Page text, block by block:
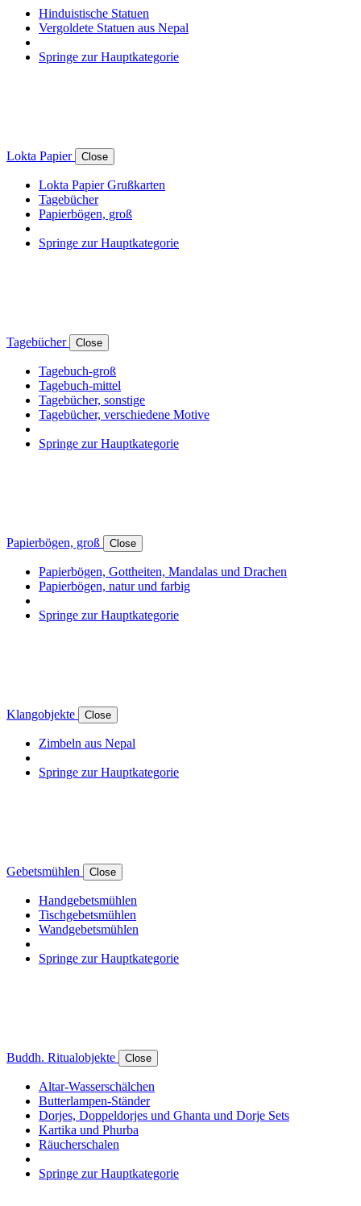
Hinduistische Statuen
Vergoldete Statuen aus Nepal
Springe zur Hauptkategorie
Lokta Papier Close
Lokta Papier Grußkarten
Tagebücher
Papierbögen, groß
Springe zur Hauptkategorie
Tagebücher Close
Tagebuch-groß
Tagebuch-mittel
Tagebücher, sonstige
Tagebücher, verschiedene Motive
Springe zur Hauptkategorie
Papierbögen, groß Close
Papierbögen, Gottheiten, Mandalas und Drachen
Papierbögen, natur und farbig
Springe zur Hauptkategorie
Klangobjekte Close
Zimbeln aus Nepal
Springe zur Hauptkategorie
Gebetsmühlen Close
Handgebetsmühlen
Tischgebetsmühlen
Wandgebetsmühlen
Springe zur Hauptkategorie
Buddh. Ritualobjekte Close
Altar-Wasserschälchen
Butterlampen-Ständer
Dorjes, Doppeldorjes und Ghanta und Dorje Sets
Kartika und Phurba
Räucherschalen
Springe zur Hauptkategorie